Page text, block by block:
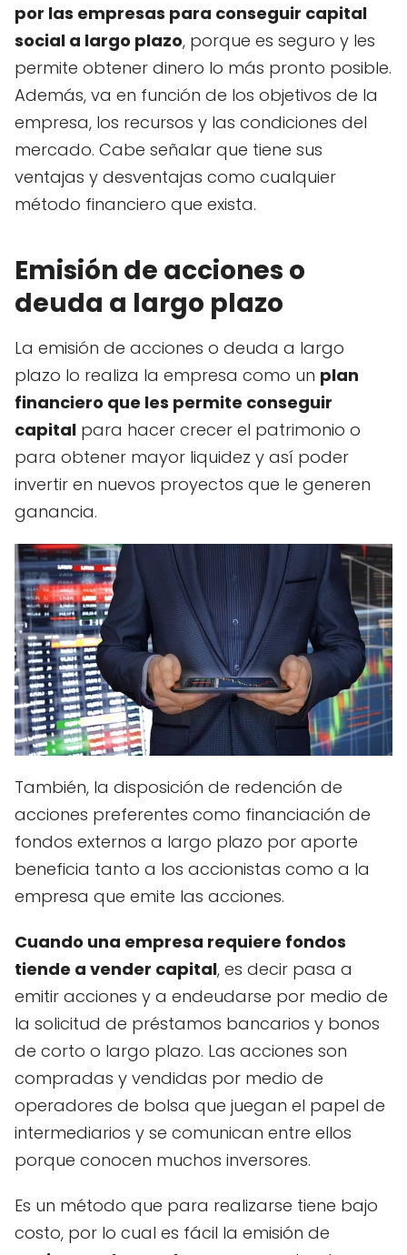
por las empresas para conseguir capital
social a largo plazo, porque es seguro y les
permite obtener dinero lo más pronto posible.
Además, va en función de los objetivos de la
empresa, los recursos y las condiciones del
mercado. Cabe señalar que tiene sus
ventajas y desventajas como cualquier
método financiero que exista.
Emisión de acciones o
deuda a largo plazo
La emisión de acciones o deuda a largo
plazo lo realiza la empresa como un plan
financiero que les permite conseguir
capital para hacer crecer el patrimonio o
para obtener mayor liquidez y así poder
invertir en nuevos proyectos que le generen
ganancia.
También, la disposición de redención de
acciones preferentes como financiación de
fondos externos a largo plazo por aporte
beneficia tanto a los accionistas como a la
empresa que emite las acciones.
Cuando una empresa requiere fondos
tiende a vender capital, es decir pasa a
emitir acciones y a endeudarse por medio de
la solicitud de préstamos bancarios y bonos
de corto o largo plazo. Las acciones son
compradas y vendidas por medio de
operadores de bolsa que juegan el papel de
intermediarios y se comunican entre ellos
porque conocen muchos inversores.
Es un método que para realizarse tiene bajo
costo, por lo cual es fácil la emisión de